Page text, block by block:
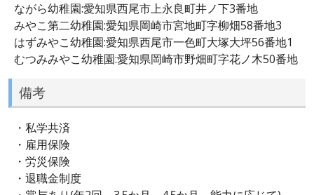
ながら幼稚園:愛知県西尾市上永良町井ノ下3番地
みやこ第二幼稚園:愛知県岡崎市宮地町字柳畑58番地3
はずみやこ幼稚園:愛知県西尾市一色町大塚大坪56番地1
むつみみやこ幼稚園:愛知県岡崎市野畑町字花ノ木50番地
備考
・私学共済
・雇用保険
・労災保険
・退職金制度